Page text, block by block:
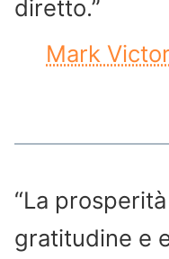
diretto.”
Mark
“La
gratitudine e